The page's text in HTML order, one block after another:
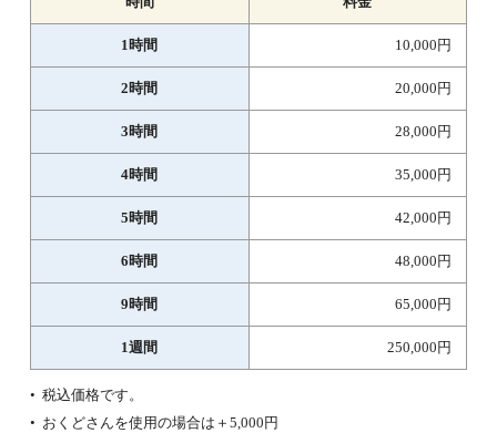
1時間 10,000円
2時間 20,000円
3時間 28,000円
4時間 35,000円
5時間 42,000円
6時間 48,000円
9時間 65,000円
1週間 250,000円
税込価格です。
おくどさんを使用の場合は＋5,000円